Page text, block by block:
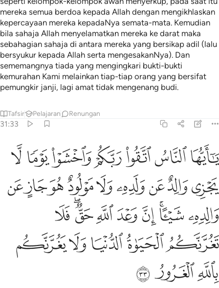
mereka semua berdoa kepada Allah dengan mengikhlaskan
kepercayaan mereka kepadaNya semata-mata. Kemudian
bila sahaja Allah menyelamatkan mereka ke darat maka
sebahagian sahaja di antara mereka yang bersikap adil (lalu
bersyukur kepada Allah serta mengesakanNya). Dan
sememangnya tiada yang mengingkari bukti-bukti
kemurahan Kami melainkan tiap-tiap orang yang bersifat
pemungkir janji, lagi amat tidak mengenang budi.
Tafsir Pelajaran Renungan
31:33
يا ايها الناس اتقوا ربكم واخشوا يوما لا يجزي والد عن ولده ولا مولود
يَـٰٓأَيُّهَا ٱلنَّاسُ ٱتَّقُوا۟ رَبَّكُمْ وَٱخْشَوْا۟ يَوْمًۭا لَّا يَجْزِى
ﲚﲛﲜﲝﲞﲟ ﲠ
ﲡﲢﲣﲤﲥﲦﲧﲨﲩ
ﲪﲫﲬﲭﲮﲯﲰﲱﲲ
ﲳﲴﲵﲶﲷ
ﲸﲹﲺ